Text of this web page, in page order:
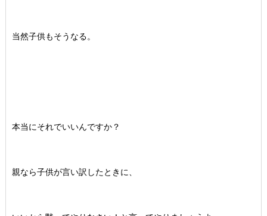
当然子供もそうなる。
本当にそれでいいんですか？
親なら子供が言い訳したときに、